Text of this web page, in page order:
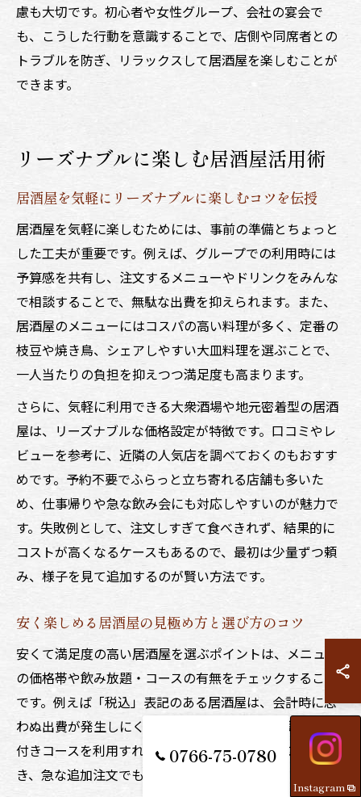
慮も大切です。初心者や女性グループ、会社の宴会で
も、こうした行動を意識することで、店側や同席者との
トラブルを防ぎ、リラックスして居酒屋を楽しむことが
できます。
リーズナブルに楽しむ居酒屋活用術
居酒屋を気軽にリーズナブルに楽しむコツを伝授
居酒屋を気軽に楽しむためには、事前の準備とちょっと
した工夫が重要です。例えば、グループでの利用時には
予算感を共有し、注文するメニューやドリンクをみんな
で相談することで、無駄な出費を抑えられます。また、
居酒屋のメニューにはコスパの高い料理が多く、定番の
枝豆や焼き鳥、シェアしやすい大皿料理を選ぶことで、
一人当たりの負担を抑えつつ満足度も高まります。
さらに、気軽に利用できる大衆酒場や地元密着型の居酒
屋は、リーズナブルな価格設定が特徴です。口コミやレ
ビューを参考に、近隣の人気店を調べておくのもおすす
めです。予約不要でふらっと立ち寄れる店舗も多いた
め、仕事帰りや急な飲み会にも対応しやすいのが魅力で
す。失敗例として、注文しすぎて食べきれず、結果的に
コストが高くなるケースもあるので、最初は少量ずつ頼
み、様子を見て追加するのが賢い方法です。
安く楽しめる居酒屋の見極め方と選び方のコツ
安くて満足度の高い居酒屋を選ぶポイントは、メニュー
の価格帯や飲み放題・コースの有無をチェックすること
です。例えば「税込」表記のある居酒屋は、会計時に思
わぬ出費が発生しにくいので安心です。また、飲み放題
付きコースを利用すれば、予算を決めて楽しむことがで
き、急な追加注文でも安心して利用できます。
0766-75-0780
Instagram